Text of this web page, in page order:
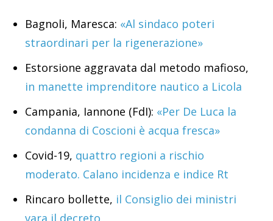
Bagnoli, Maresca: «Al sindaco poteri
straordinari per la rigenerazione»
Estorsione aggravata dal metodo mafioso,
in manette imprenditore nautico a Licola
Campania, Iannone (FdI): «Per De Luca la
condanna di Coscioni è acqua fresca»
Covid-19, quattro regioni a rischio
moderato. Calano incidenza e indice Rt
Rincaro bollette, il Consiglio dei ministri
vara il decreto